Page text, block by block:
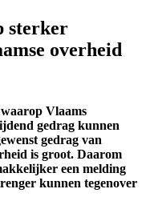
sterker
overheid
Vlaams
gedrag kunnen
gedrag van
is groot. Daarom
een melding
kunnen tegenover